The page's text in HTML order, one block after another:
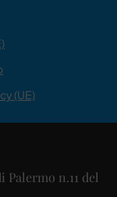
(UE)
n.11 del